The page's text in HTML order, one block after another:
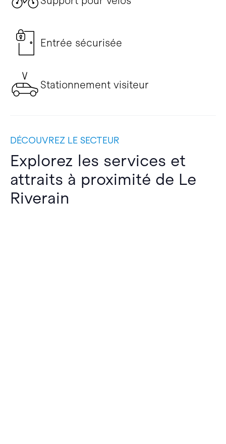
Entrée sécurisée
Stationnement visiteur
DÉCOUVREZ LE SECTEUR
Explorez les services et
attraits à proximité de Le
Riverain